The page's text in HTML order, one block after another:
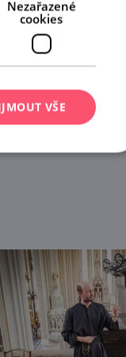
Nezařazené
cookies
VŠE